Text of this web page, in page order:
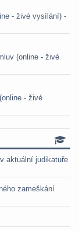
- živé vysílání) -
(online - živé
- živé
aktuální judikatuře
zameškání